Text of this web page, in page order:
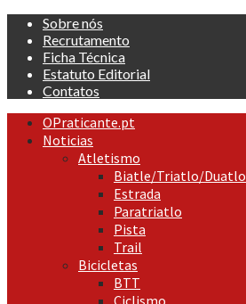
Skip
content
Sobre nós
Recrutamento
Ficha Técnica
Estatuto Editorial
Contatos
Primary
Menu
OPraticante.pt
Noticias
Atletismo
Biatle/Triatlo/Duatlo
Estrada
Paratriatlo
Pista
Trail
Bicicletas
BTT
Ciclismo